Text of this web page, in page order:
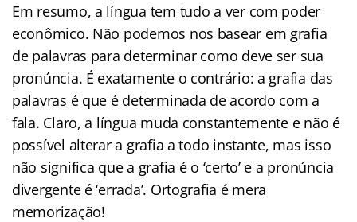
Em resumo, a língua tem tudo a ver com poder
econômico. Não podemos nos basear em grafia
de palavras para determinar como deve ser sua
pronúncia. É exatamente o contrário: a grafia das
palavras é que é determinada de acordo com a
fala. Claro, a língua muda constantemente e não é
possível alterar a grafia a todo instante, mas isso
não significa que a grafia é o ‘certo’ e a pronúncia
divergente é ‘errada’. Ortografia é mera
memorização!